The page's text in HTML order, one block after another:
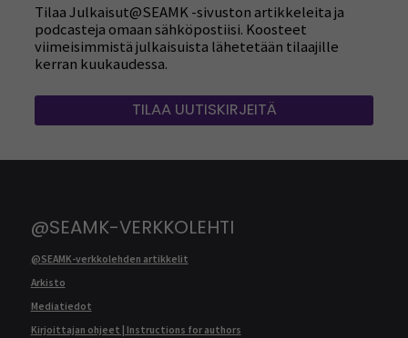
Tilaa Julkaisut@SEAMK -sivuston artikkeleita ja
podcasteja omaan sähköpostiisi. Koosteet
viimeisimmistä julkaisuista lähetetään tilaajille
kerran kuukaudessa.
TILAA UUTISKIRJEITÄ
@SEAMK-VERKKOLEHTI
@SEAMK-verkkolehden artikkelit
Arkisto
Mediatiedot
Kirjoittajan ohjeet | Instructions for authors